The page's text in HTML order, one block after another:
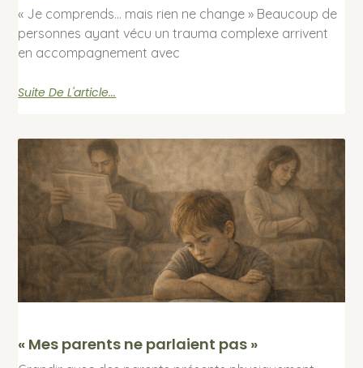
« Je comprends… mais rien ne change » Beaucoup de
personnes ayant vécu un trauma complexe arrivent
en accompagnement avec
Suite De L'article...
« Mes parents ne parlaient pas »